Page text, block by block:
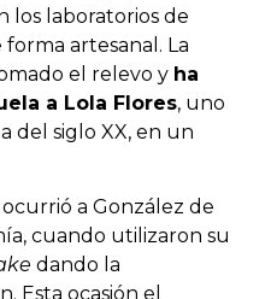
los laboratorios de
artesanal. La
el relevo y ha
a Lola Flores, uno
del siglo XX, en un
a González de
cuando utilizaron su
dando la
Esta ocasión el